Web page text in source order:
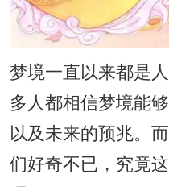
梦境一直以来都是
多人都相信梦境能
以及未来的预兆。
们好奇不已，究竟